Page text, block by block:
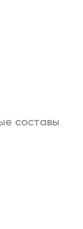
составы